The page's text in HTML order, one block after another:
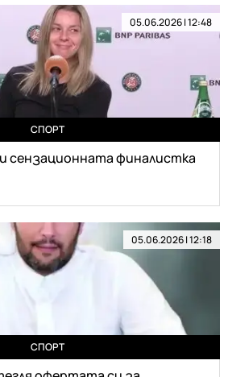
05.06.2026 | 12:48
СПОРТ
сензационната финалистка
05.06.2026 | 12:18
СПОРТ